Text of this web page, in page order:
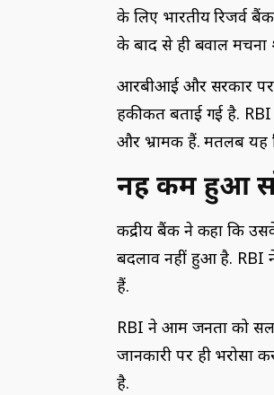
के लिए भारतीय रिजर्व
के बाद से ही बवाल मचना
आरबीआई और सरकार पर
हकीकत बताई गई है. RBI
और भ्रामक हैं. मतलब यह
नहीं कम हुआ
केंद्रीय बैंक ने कहा कि
बदलाव नहीं हुआ है. RBI
हैं.
RBI ने आम जनता को
जानकारी पर ही भरोसा
है.